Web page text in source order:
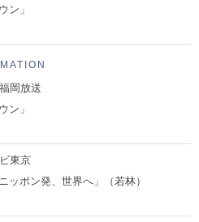
ン」
岡放送
ン」
東京
ッポン発、世界へ」（若林）